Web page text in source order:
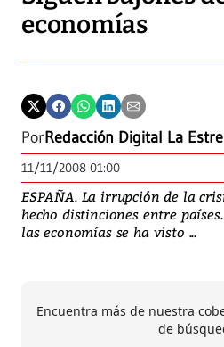
economías
PorRedacción Digital La
11/11/2008 01:00
ESPAÑA. La irrupción de la
hecho distinciones entre
las economías se ha visto ...
Encuentra más de nuestra
de